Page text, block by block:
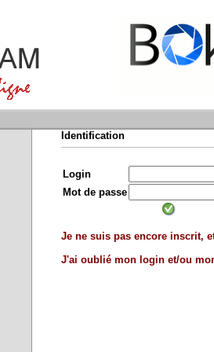
Identification
Login
Mot de passe
Je ne suis pas encore inscrit,
J'ai oublié mon login et/ou